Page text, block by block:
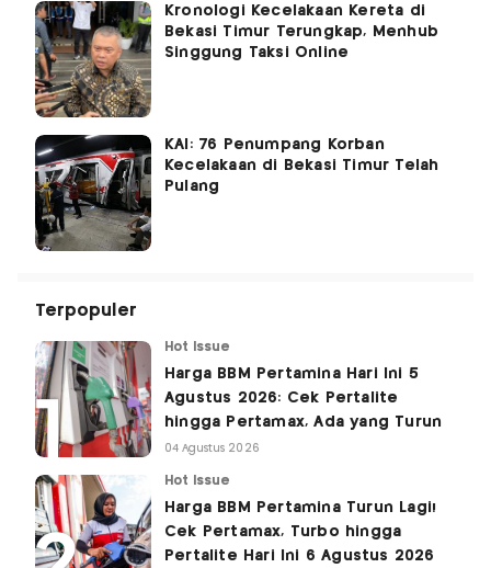
Kronologi Kecelakaan Kereta di
Bekasi Timur Terungkap, Menhub
Singgung Taksi Online
KAI: 76 Penumpang Korban
Kecelakaan di Bekasi Timur Telah
Pulang
Terpopuler
Hot Issue
Harga BBM Pertamina Hari Ini 5
Agustus 2026: Cek Pertalite
hingga Pertamax, Ada yang Turun
04 Agustus 2026
Hot Issue
Harga BBM Pertamina Turun Lagi!
Cek Pertamax, Turbo hingga
Pertalite Hari Ini 6 Agustus 2026